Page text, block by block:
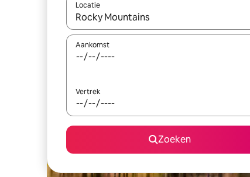
Locatie
Wanneer er suggesties beschikbaar zijn,
Aankomst
Vertrek
Zoeken